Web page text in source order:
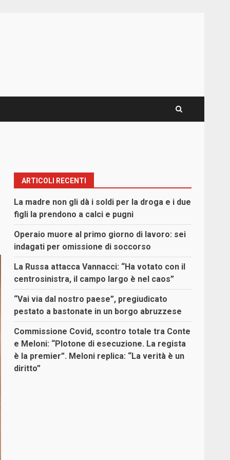
ARTICOLI RECENTI
La madre non gli dà i soldi per la droga e i due
figli la prendono a calci e pugni
Operaio muore al primo giorno di lavoro: sei
indagati per omissione di soccorso
La Russa attacca Vannacci: “Ha votato con il
centrosinistra, il campo largo è nel caos”
“Vai via dal nostro paese”, pregiudicato
pestato a bastonate in un borgo abruzzese
Commissione Covid, scontro totale tra Conte
e Meloni: “Plotone di esecuzione. La regista
è la premier”. Meloni replica: “La verità è un
diritto”